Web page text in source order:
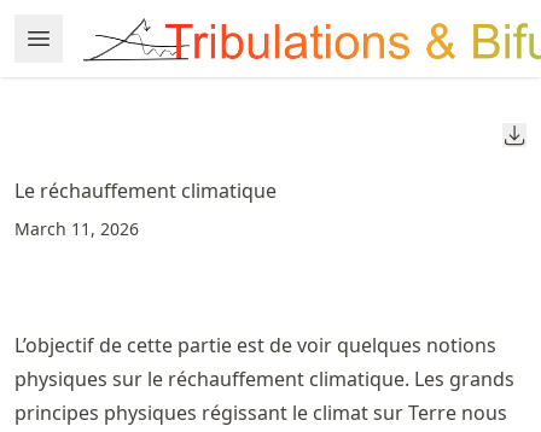
to
article
to
content
Open Menu
Made with MyST
Le réchauffement climatique
March 11, 2026
L’objectif de cette partie est de voir quelques notions
physiques sur le réchauffement climatique. Les grands
principes physiques régissant le climat sur Terre nous